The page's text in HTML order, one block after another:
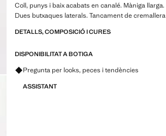
Coll, punys i baix acabats en canalé. Màniga llarga.
Dues butxaques laterals. Tancament de cremallera
DETALLS, COMPOSICIÓ I CURES
DISPONIBILITAT A BOTIGA
Pregunta per looks, peces i tendències
ASSISTANT